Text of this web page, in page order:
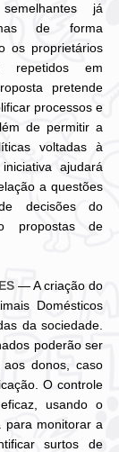
já
de forma
os proprietários
repetidos em
pretende
processos e
de permitir a
voltadas à
ajudará
a questões
decisões do
propostas de
— A criação do
Domésticos
da sociedade.
poderão ser
aos donos, caso
O controle
usando o
para monitorar a
surtos de